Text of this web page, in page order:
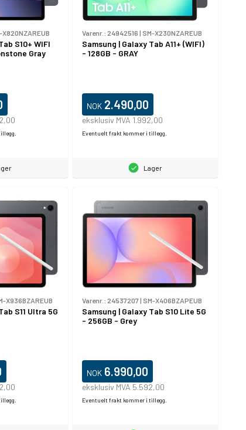
X820NZAREUB
S10+ WIFI
Gray
Varenr.: 24942516 | SM-X230NZAREUB
Samsung | Galaxy Tab A11+ (WIFI)
- 128GB - GRAY
NOK 2.490,00
eksklusiv MVA 1.992,00
Eventuelt frakt kommer i tillegg.
Lager
X936BZAREUB
S11 Ultra 5G
Varenr.: 24537207| SM-X406BZAPEUB
Samsung | Galaxy Tab S10 Lite 5G
- 256GB - Grey
NOK 6.990,00
eksklusiv MVA 5.592,00
Eventuelt frakt kommer i tillegg.